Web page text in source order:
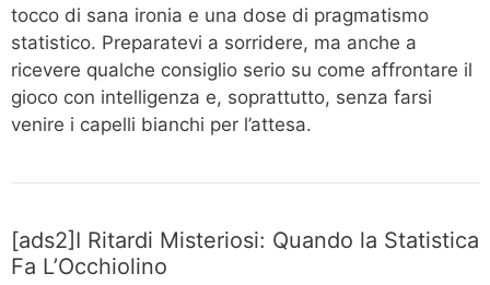
tocco di sana ironia e una dose di pragmatismo
statistico. Preparatevi a sorridere, ma anche a
ricevere qualche consiglio serio su come affrontare il
gioco con intelligenza e, soprattutto, senza farsi
venire i capelli bianchi per l’attesa.
[ads2]I Ritardi Misteriosi: Quando la Statistica
Fa L’Occhiolino